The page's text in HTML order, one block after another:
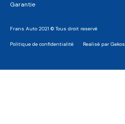
Garantie
Frans Auto 2021 © Tous droit reservé
Politique de confidentialité Realisé par Gekos